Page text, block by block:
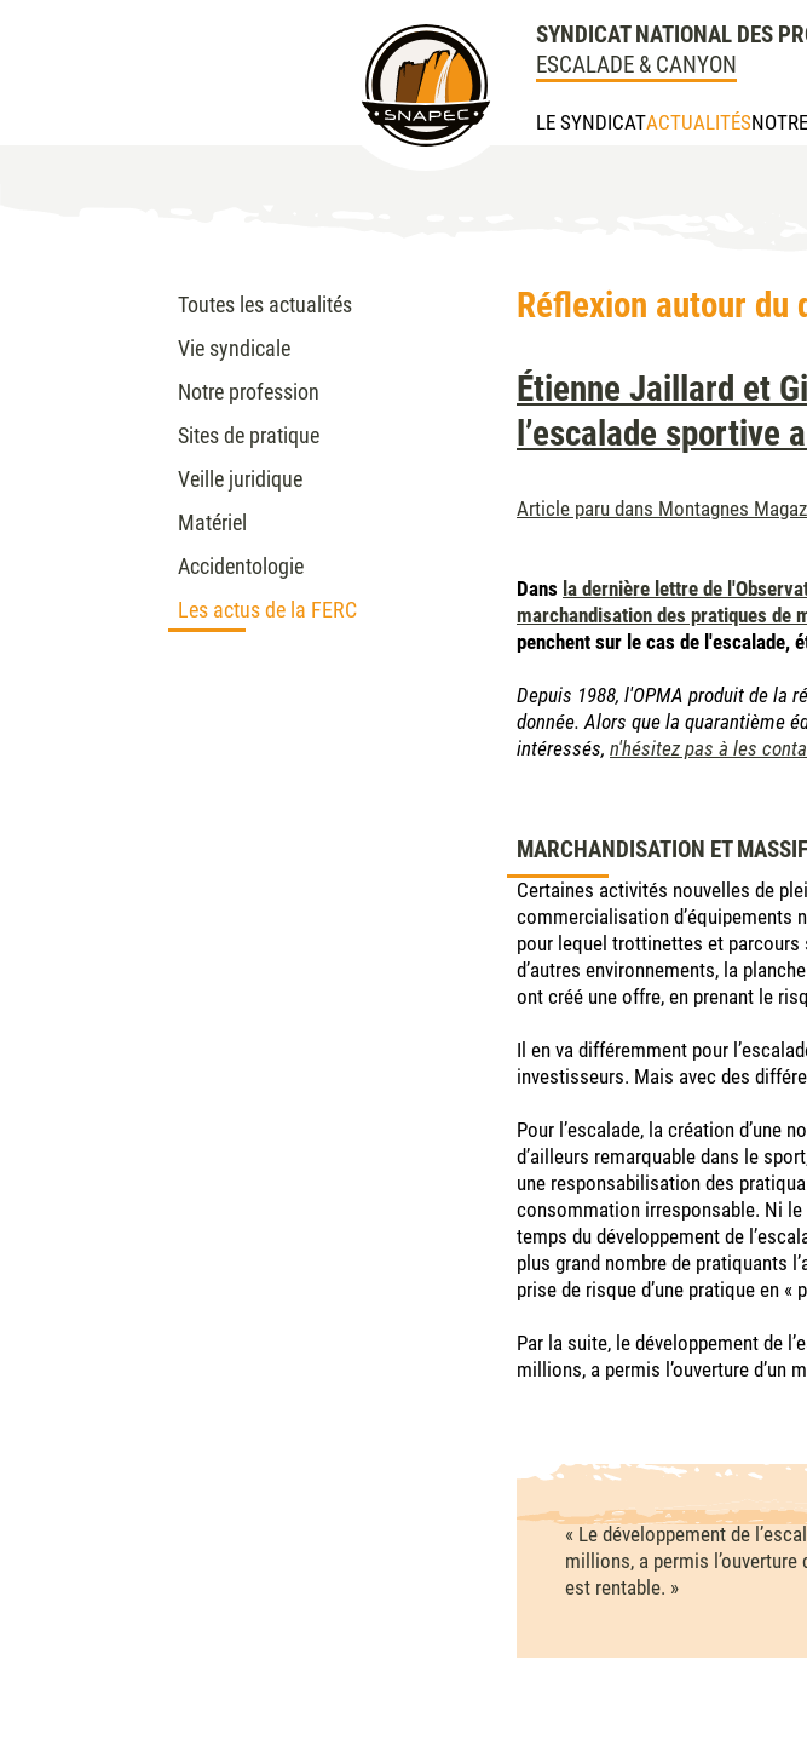
SYNDICAT NATIONAL DES
ESCALADE & CANYON
LE SYNDICATACTUALITÉS
Toutes les actualités
Vie syndicale
Notre profession
Sites de pratique
Veille juridique
Matériel
Accidentologie
Les actus de la FERC
Réflexion autour du
Étienne Jaillard et
l’escalade sportive
Article paru dans Montagnes
Dans la dernière lettre de
marchandisation des pratiques de
penchent sur le cas de l'escalade,
Depuis 1988, l'OPMA produit de la
donnée. Alors que la quarantième
intéressés, n'hésitez pas à les
MARCHANDISATION ET
Certaines activités nouvelles de
commercialisation d’équipements
pour lequel trottinettes et parcours
d’autres environnements, la
ont créé une offre, en prenant le
Il en va différemment pour
investisseurs. Mais avec des
Pour l’escalade, la création d’une
d’ailleurs remarquable dans le
une responsabilisation des
consommation irresponsable. Ni le
temps du développement de
plus grand nombre de pratiquants
prise de risque d’une pratique en «
Par la suite, le développement de
millions, a permis l’ouverture d’un
« Le développement de
millions, a permis
est rentable. »